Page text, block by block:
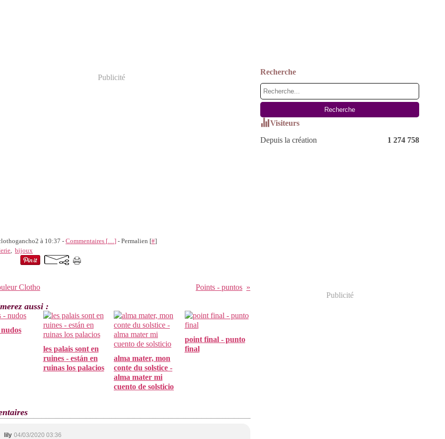
Publicité
à 10:37 - Commentaires […] - Permalien [#]
, bijoux
Clotho Points - puntos
aussi :
les palais sont en
ruines - están en
ruinas los palacios
alma mater, mon
conte du solstice -
alma mater mi
cuento de solsticio
point final - punto
final
lily 04/03/2020 03:36
Recherche
Visiteurs
Depuis la création
1 274 758
Publicité